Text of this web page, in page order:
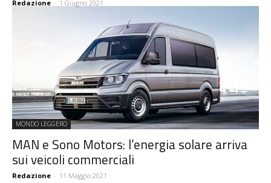
Redazione - 1 Giugno 2021
MONDO LEGGERO
MAN e Sono Motors: l’energia solare arriva
sui veicoli commerciali
Redazione - 11 Maggio 2021